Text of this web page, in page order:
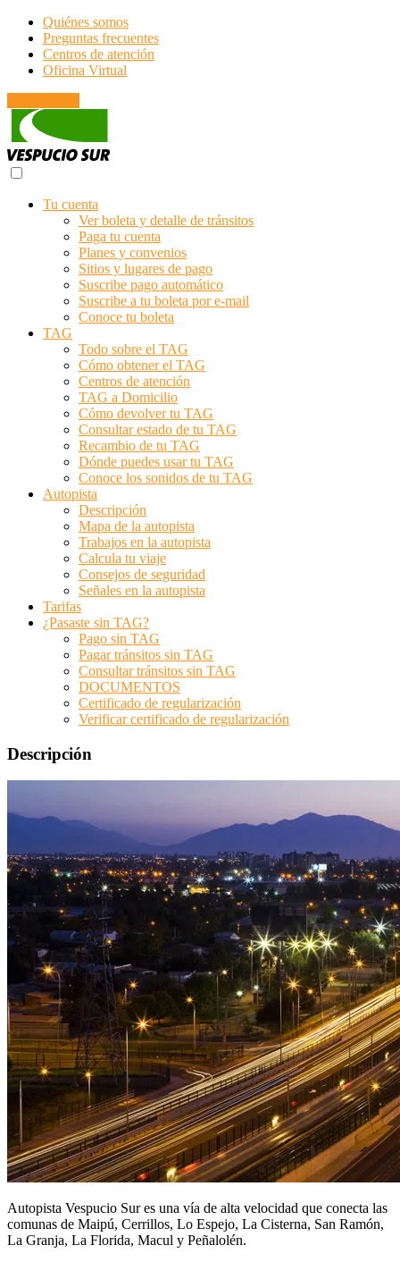
Quiénes somos
Preguntas frecuentes
Centros de atención
Oficina Virtual
Tu cuenta
Ver boleta y detalle de tránsitos
Paga tu cuenta
Planes y convenios
Sitios y lugares de pago
Suscribe pago automático
Suscribe a tu boleta por e-mail
Conoce tu boleta
TAG
Todo sobre el TAG
Cómo obtener el TAG
Centros de atención
TAG a Domicilio
Cómo devolver tu TAG
Consultar estado de tu TAG
Recambio de tu TAG
Dónde puedes usar tu TAG
Conoce los sonidos de tu TAG
Autopista
Descripción
Mapa de la autopista
Trabajos en la autopista
Calcula tu viaje
Consejos de seguridad
Señales en la autopista
Tarifas
¿Pasaste sin TAG?
Pago sin TAG
Pagar tránsitos sin TAG
Consultar tránsitos sin TAG
DOCUMENTOS
Certificado de regularización
Verificar certificado de regularización
Descripción
Autopista Vespucio Sur es una vía de alta velocidad que conecta las
comunas de Maipú, Cerrillos, Lo Espejo, La Cisterna, San Ramón,
La Granja, La Florida, Macul y Peñalolén.